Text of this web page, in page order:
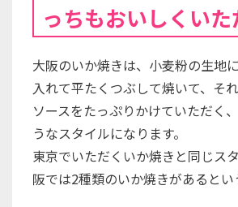
っちもおいしくいた
大阪のいか焼きは、小麦粉の生地
入れて平たくつぶして焼いて、そ
ソースをたっぷりかけていただく
うなスタイルになります。
東京でいただくいか焼きと同じス
阪では2種類のいか焼きがあるとい